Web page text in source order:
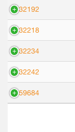
532192
532218
532234
532242
559684